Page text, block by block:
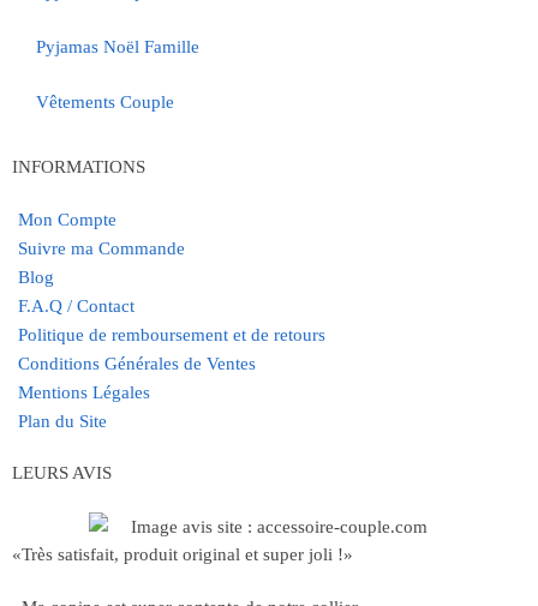
Pyjamas Noël Famille
Vêtements Couple
INFORMATIONS
Mon Compte
Suivre ma Commande
Blog
F.A.Q / Contact
Politique de remboursement et de retours
Conditions Générales de Ventes
Mentions Légales
Plan du Site
LEURS AVIS
«Très satisfait, produit original et super joli !»